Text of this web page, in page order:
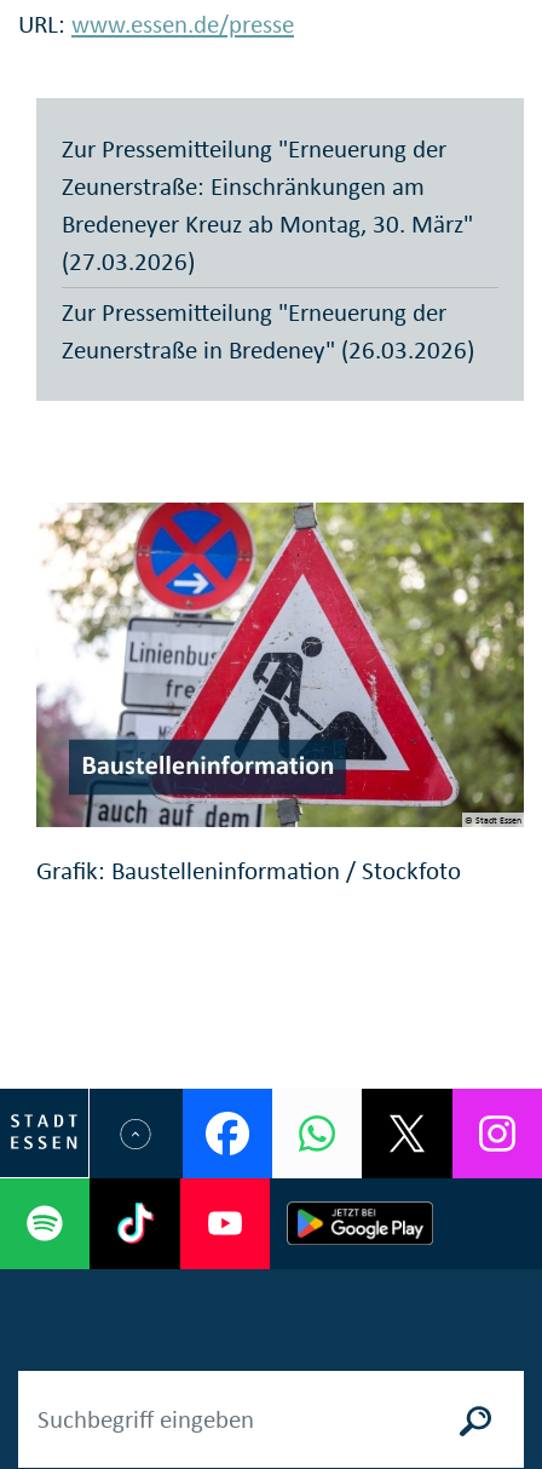
URL: www.essen.de/presse
Zur Pressemitteilung "Erneuerung der
Zeunerstraße: Einschränkungen am
Bredeneyer Kreuz ab Montag, 30. März"
(27.03.2026)
Zur Pressemitteilung "Erneuerung der
Zeunerstraße in Bredeney" (26.03.2026)
© Stadt Essen
Grafik: Baustelleninformation / Stockfoto